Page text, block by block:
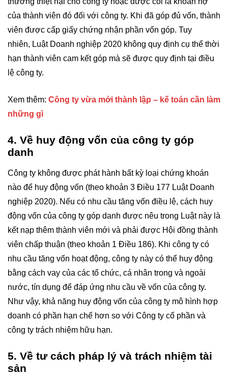
của thành viên đó đối với công ty. Khi đã góp đủ vốn, thành
viên được cấp giấy chứng nhận phần vốn góp. Tuy
nhiên, Luật Doanh nghiệp 2020 không quy định cụ thể thời
hạn thành viên cam kết góp mà sẽ được quy định tại điều
lệ công ty.
Xem thêm: Công ty vừa mới thành lập – kế toán cần làm
những gì
4. Về huy động vốn của công ty góp
danh
Công ty không được phát hành bất kỳ loại chứng khoán
nào để huy động vốn (theo khoản 3 Điều 177 Luật Doanh
nghiệp 2020). Nếu có nhu cầu tăng vốn điều lệ, cách huy
động vốn của công ty góp danh được nêu trong Luật này là
kết nạp thêm thành viên mới và phải được Hội đồng thành
viên chấp thuận (theo khoản 1 Điều 186). Khi công ty có
nhu cầu tăng vốn hoạt động, công ty này có thể huy động
bằng cách vay của các tổ chức, cá nhân trong và ngoài
nước, tín dụng để đáp ứng nhu cầu về vốn của công ty.
Như vậy, khả năng huy động vốn của công ty mô hình hợp
doanh có phần hạn chế hơn so với Công ty cổ phần và
công ty trách nhiệm hữu hạn.
5. Về tư cách pháp lý và trách nhiệm tài
sản